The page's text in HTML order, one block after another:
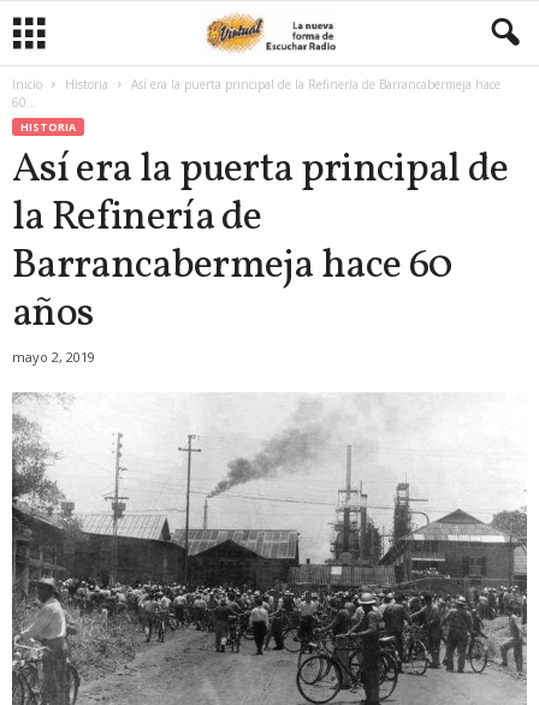
Inicio Historia
Así era la puerta principal de la Refinería de Barrancabermeja hace
60...
HISTORIA
Así era la puerta principal de
la Refinería de
Barrancabermeja hace 60
años
mayo 2, 2019